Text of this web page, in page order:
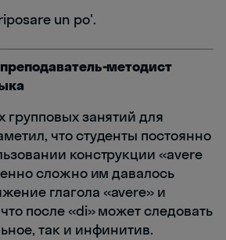
un po'.
методист
групповых занятий для
что студенты постоянно
конструкции «avere
сложно им давалось
глагола «avere» и
после «di» может следовать
так и инфинитив.